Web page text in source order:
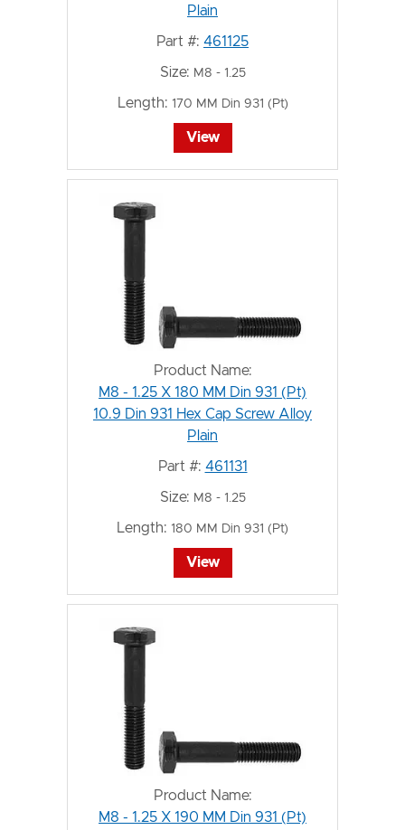
Plain
Part #: 461125
Size: M8 - 1.25
Length: 170 MM Din 931 (Pt)
View
Product Name:
M8 - 1.25 X 180 MM Din 931 (Pt)
10.9 Din 931 Hex Cap Screw Alloy
Plain
Part #: 461131
Size: M8 - 1.25
Length: 180 MM Din 931 (Pt)
View
Product Name:
M8 - 1.25 X 190 MM Din 931 (Pt)